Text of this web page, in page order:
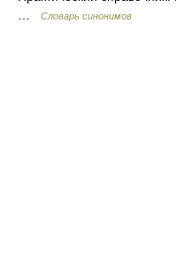
Словарь синонимов